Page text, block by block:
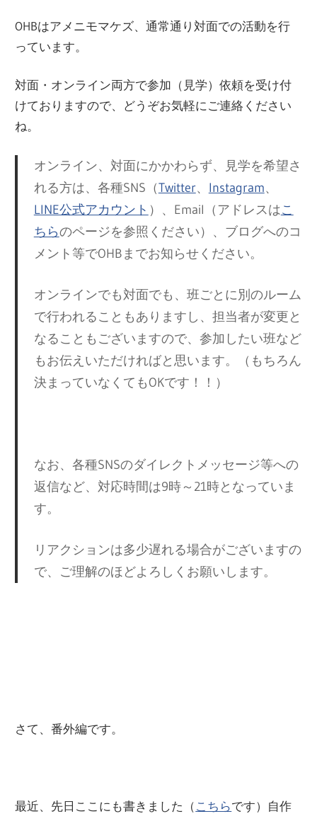
OHBはアメニモマケズ、通常通り対面での活動を行
っています。
対面・オンライン両方で参加（見学）依頼を受け付
けておりますので、どうぞお気軽にご連絡ください
ね。
オンライン、対面にかかわらず、見学を希望さ
れる方は、各種SNS（Twitter、 Instagram、
LINE公式アカウント ）、Email（アドレスはこ
ちらのページを参照ください）、ブログへのコ
メント等でOHBまでお知らせください。
オンラインでも対面でも、班ごとに別のルーム
で行われることもありますし、担当者が変更と
なることもございますので、参加したい班など
もお伝えいただければと思います。（もちろん
決まっていなくてもOKです！！）
なお、各種SNSのダイレクトメッセージ等への
返信など、対応時間は9時～21時となっていま
す。
リアクションは多少遅れる場合がございますの
で、ご理解のほどよろしくお願いします。
さて、番外編です。
最近、先日ここにも書きました（こちらです）自作